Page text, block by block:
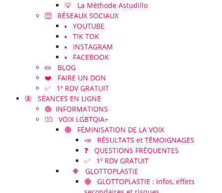
💡 La Méthode Astudillo
🛜 RÉSEAUX SOCIAUX
▪️ YOUTUBE
▪️ TIK TOK
▪️ INSTAGRAM
▪️ FACEBOOK
✏️ BLOG
❤️ FAIRE UN DON
✅ 1ª RDV GRATUIT
🦋 SÉANCES EN LIGNE
🟢 INFORMATIONS
🏳️‍🌈 VOIX LGBTQIA+
🔴 FÉMINISATION DE LA VOIX
📣 RÉSULTATS et TÉMOIGNAGES
❓ QUESTIONS FRÉQUENTES
✅ 1º RDV GRATUIT
🔶 GLOTTOPLASTIE
🔴 GLOTTOPLASTIE : infos, effets